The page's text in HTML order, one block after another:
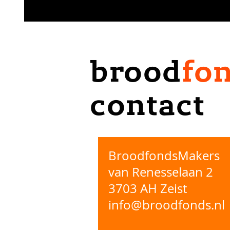
brood
contact
BroodfondsMakers
van Renesselaan 2
3703 AH Zeist
info@broodfonds.nl